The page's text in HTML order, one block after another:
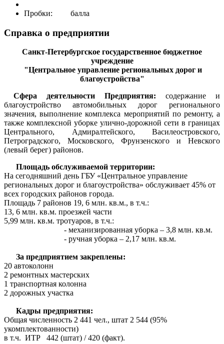
Пробки: балла
Справка о предприятии
Санкт-Петербургское государственное бюджетное
учреждение
"Центральное управление региональных дорог и
благоустройства"
Сфера деятельности Предприятия: содержание и
благоустройство автомобильных дорог регионального
значения, выполнение комплекса мероприятий по ремонту, а
также комплексной уборке улично-дорожной сети в границах
Центрального, Адмиралтейского, Василеостровского,
Петроградского, Московского, Фрунзенского и Невского
(левый берег) районов.
Площадь обслуживаемой территории:
На сегодняшний день ГБУ «Центральное управление
региональных дорог и благоустройства» обслуживает 45% от
всех городских районов города.
Площадь 7 районов 19, 6 млн. кв.м., в т.ч.:
13, 6 млн. кв.м. проезжей части
5,99 млн. кв.м. тротуаров, в т.ч.:
- механизированная уборка – 3,8 млн. кв.м.
- ручная уборка – 2,17 млн. кв.м.
За предприятием закреплены:
20 автоколонн
2 ремонтных мастерских
1 транспортная колонна
2 дорожных участка
Кадры предприятия:
Общая численность 2 441 чел., штат 2 544 (95%
укомплектованности)
в т.ч. ИТР 442 (штат) / 420 (факт).